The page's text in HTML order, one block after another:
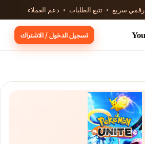
سريع · تتبع الطلبات · دعم العملاء
تسجيل الدخول / الاشتراك